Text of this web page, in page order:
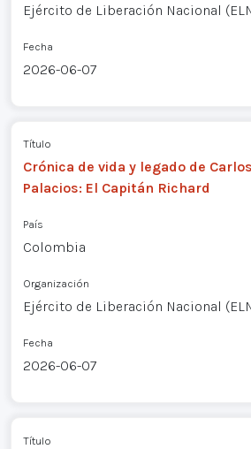
Ejército de Liberación Nacional
Fecha
2026-06-07
Título
Crónica de vida y legado de
Palacios: El Capitán Richard
País
Colombia
Organización
Ejército de Liberación Nacional
Fecha
2026-06-07
Título